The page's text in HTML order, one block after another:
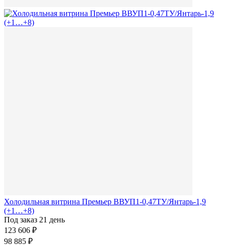
Холодильная витрина Премьер ВВУП1-0,47ТУ/Янтарь-1,9
(+1…+8)
Под заказ 21 день
123 606 ₽
98 885 ₽